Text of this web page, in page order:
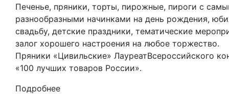
Печенье, пряники, торты, пирожные, пироги с
разнообразными начинками на день рождения,
свадьбу, детские праздники, тематические
залог хорошего настроения на любое торжество.
Пряники «Цивильские» ЛауреатВсероссийского
«100 лучших товаров России».
Подробнее